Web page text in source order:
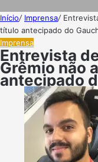
Início/ Imprensa/
título antecipado do
Imprensa
Entrevista
Grêmio não
antecipado